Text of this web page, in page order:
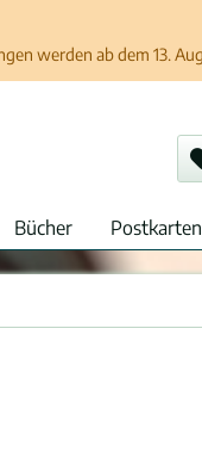
werden ab dem 13.
Bücher